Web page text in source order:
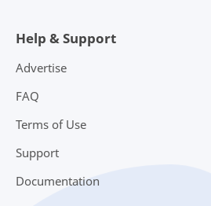
Help & Support
Advertise
FAQ
Terms of Use
Support
Documentation